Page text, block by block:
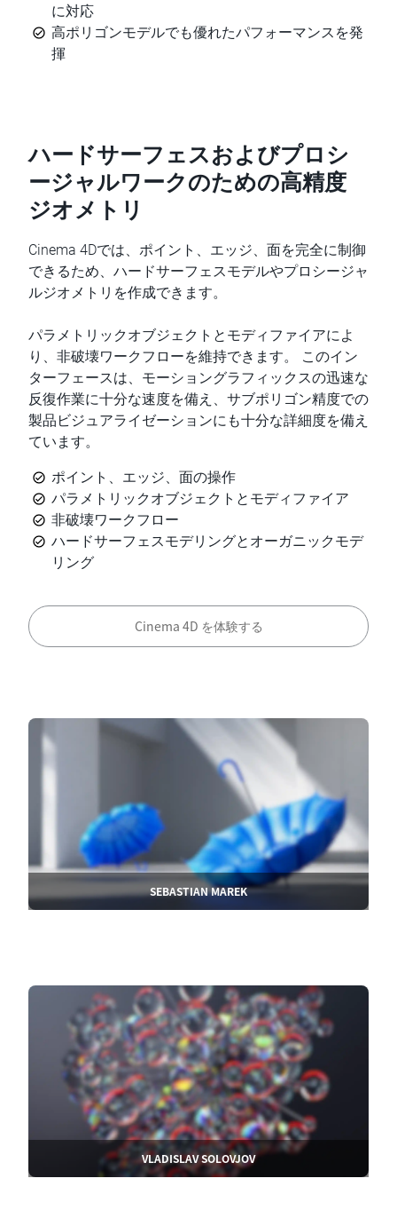
に対応
高ポリゴンモデルでも優れたパフォーマンスを発
揮
ハードサーフェスおよびプロシ
ージャルワークのための高精度
ジオメトリ
Cinema 4Dでは、ポイント、エッジ、面を完全に制御
できるため、ハードサーフェスモデルやプロシージャ
ルジオメトリを作成できます。
パラメトリックオブジェクトとモディファイアによ
り、非破壊ワークフローを維持できます。 このイン
ターフェースは、モーショングラフィックスの迅速な
反復作業に十分な速度を備え、サブポリゴン精度での
製品ビジュアライゼーションにも十分な詳細度を備え
ています。
ポイント、エッジ、面の操作
パラメトリックオブジェクトとモディファイア
非破壊ワークフロー
ハードサーフェスモデリングとオーガニックモデ
リング
Cinema 4D を体験する
SEBASTIAN MAREK
VLADISLAV SOLOVJOV